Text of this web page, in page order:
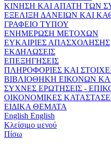
ΚΙΝΗΣΗ ΚΑΙ ΑΠΑΤΗ ΤΩΝ
ΕΞΕΛΙΞΗ ΔΑΝΕΙΩΝ ΚΑΙ
ΓΡΑΦΕΙΟ ΤΥΠΟΥ
ΕΝΗΜΕΡΩΣΗ ΜΕΤΟΧΩΝ
ΕΥΚΑΙΡΙΕΣ ΑΠΑΣΧΟΛΗΣΗΣ
ΕΚΔΗΛΩΣΕΙΣ
ΕΠΕΞΗΓΗΣΕΙΣ
ΠΛΗΡΟΦΟΡΙΕΣ ΚΑΙ
ΒΙΒΛΙΟΘΗΚΗ ΕΙΚΟΝΩΝ
ΣΥΧΝΕΣ ΕΡΩΤΗΣΕΙΣ -
ΟΙΚΟΝΟΜΙΚΕΣ
ΕΙΔΙΚΑ ΘΕΜΑΤΑ
English English
Κλείσιμο μενού
Πίσω